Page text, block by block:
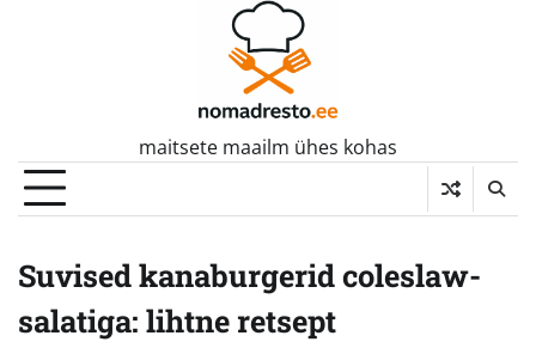
maitsete maailm ühes kohas
Suvised kanaburgerid coleslaw-
salatiga: lihtne retsept